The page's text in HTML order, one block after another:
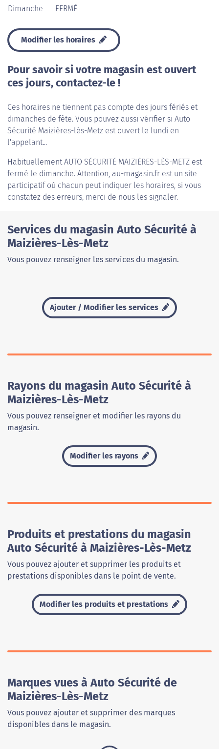
Dimanche
FERMÉ
Modifier les horaires
Pour savoir si votre magasin est ouvert
ces jours, contactez-le !
Ces horaires ne tiennent pas compte des jours fériés et
dimanches de fête. Vous pouvez aussi vérifier si Auto
Sécurité Maizières-lès-Metz est ouvert le lundi en
l'appelant...
HabituellementAUTO SÉCURITÉ MAIZIÈRES-LÈS-METZ est
fermé le dimanche. Attention, au-magasin.fr est un site
participatif où chacun peut indiquer les horaires, si vous
constatez des erreurs, merci de nous les signaler.
Services du magasin Auto Sécurité à
Maizières-Lès-Metz
Vous pouvez renseigner les services du magasin.
Ajouter / Modifier les services
Rayons du magasin Auto Sécurité à
Maizières-Lès-Metz
Vous pouvez renseigner et modifier les rayons du
magasin.
Modifier les rayons
Produits et prestations du magasin
Auto Sécurité à Maizières-Lès-Metz
Vous pouvez ajouter et supprimer les produits et
prestations disponibles dans le point de vente.
Modifier les produits et prestations
Marques vues à Auto Sécurité de
Maizières-Lès-Metz
Vous pouvez ajouter et supprimer des marques
disponibles dans le magasin.